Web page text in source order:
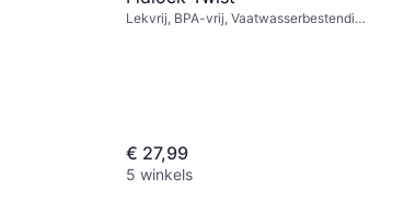
Lekvrij, BPA-vrij, Vaatwasserbestendig,
€ 27,99
5 winkels